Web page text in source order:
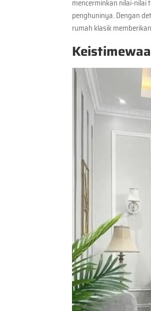
mencerminkan nilai-
penghuninya. Dengan
rumah klasik